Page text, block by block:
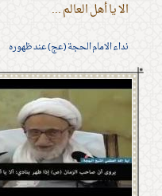
الا يا أهل العالم ...
نداء الامام الحجة (عج) عند ظهوره